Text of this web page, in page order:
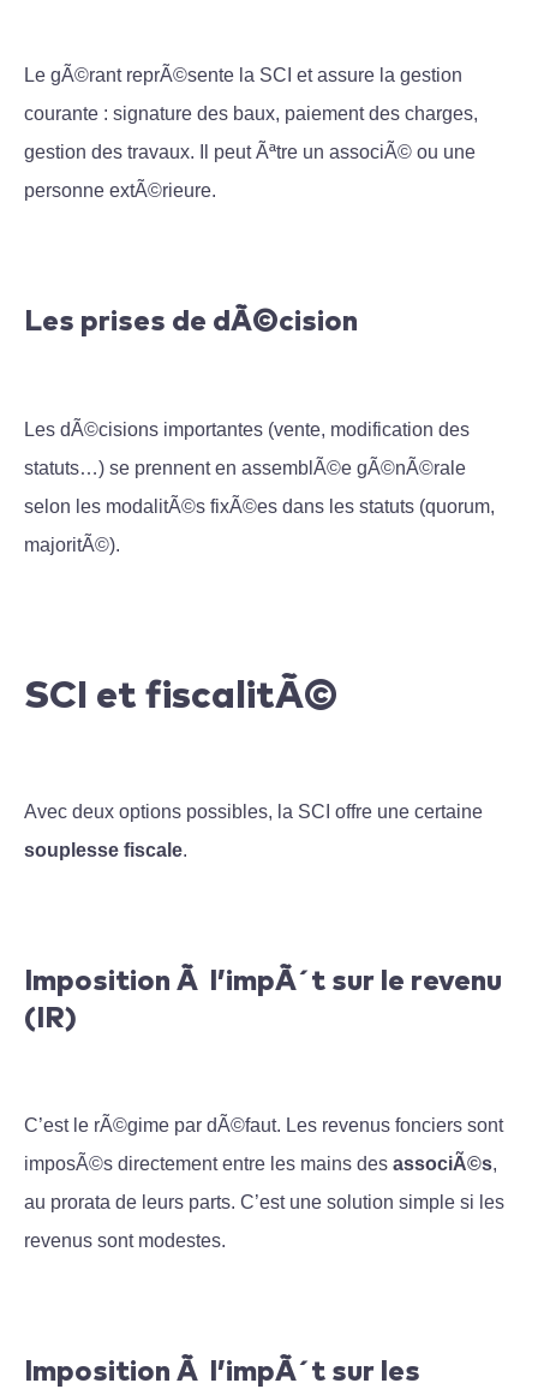
Le gÃ©rant reprÃ©sente la SCI et assure la gestion
courante : signature des baux, paiement des charges,
gestion des travaux. Il peut Ãªtre un associÃ© ou une
personne extÃ©rieure.
Les prises de dÃ©cision
Les dÃ©cisions importantes (vente, modification des
statuts…) se prennent en assemblÃ©e gÃ©nÃ©rale
selon les modalitÃ©s fixÃ©es dans les statuts (quorum,
majoritÃ©).
SCI et fiscalitÃ©
Avec deux options possibles, la SCI offre une certaine
souplesse fiscale.
Imposition Ã l’impÃ´t sur le revenu
(IR)
C’est le rÃ©gime par dÃ©faut. Les revenus fonciers sont
imposÃ©s directement entre les mains des associÃ©s,
au prorata de leurs parts. C’est une solution simple si les
revenus sont modestes.
Imposition Ã l’impÃ´t sur les